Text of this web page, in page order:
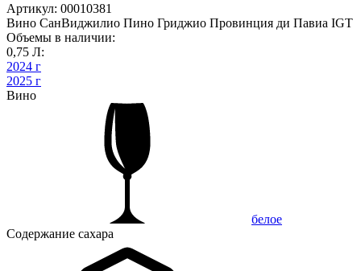
Артикул: 00010381
Вино СанВиджилио Пино Гриджио Провинция ди Павиа IGT
Объемы в наличии:
0,75 Л:
2024 г
2025 г
Вино
белое
Содержание сахара